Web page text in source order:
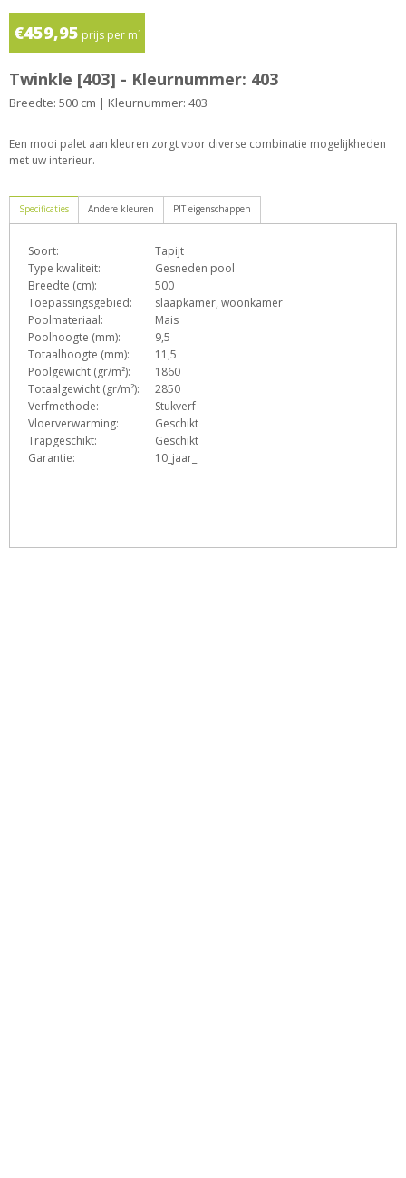
€459,95 prijs per m¹
Twinkle [403] - Kleurnummer: 403
Breedte: 500 cm | Kleurnummer: 403
Een mooi palet aan kleuren zorgt voor diverse combinatie mogelijkheden
met uw interieur.
Specificaties
Soort:
Tapijt
Type kwaliteit:
Gesneden pool
Breedte (cm):
500
Toepassingsgebied:
slaapkamer, woonkamer
Poolmateriaal:
Mais
Poolhoogte (mm):
9,5
Totaalhoogte (mm):
11,5
Poolgewicht (gr/m²):
1860
Totaalgewicht (gr/m²):
2850
Verfmethode:
Stukverf
Vloerverwarming:
Geschikt
Trapgeschikt:
Geschikt
Garantie:
10_jaar_
Andere kleuren PIT eigenschappen
D eG
oXZ